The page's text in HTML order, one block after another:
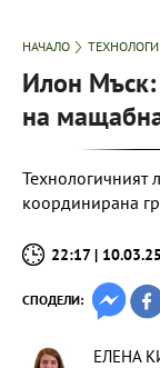
НАЧАЛО
Илон Мъск:
на
Технологичният
координирана
22:17 |
СПОДЕЛИ:
ЕЛЕНА